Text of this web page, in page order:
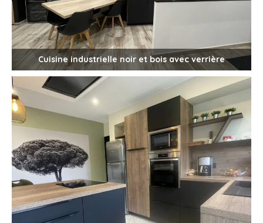
Cuisine industrielle noir et bois avec verrière